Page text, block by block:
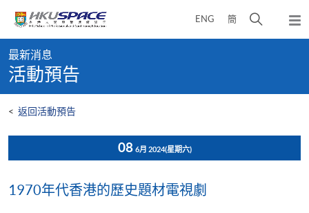
content
ENG 簡
開
彈
出
content
start
最新消息
活動預告
< 返回活動預告
08 6月 2024(星期六)
1970年代香港的歷史題材電視劇